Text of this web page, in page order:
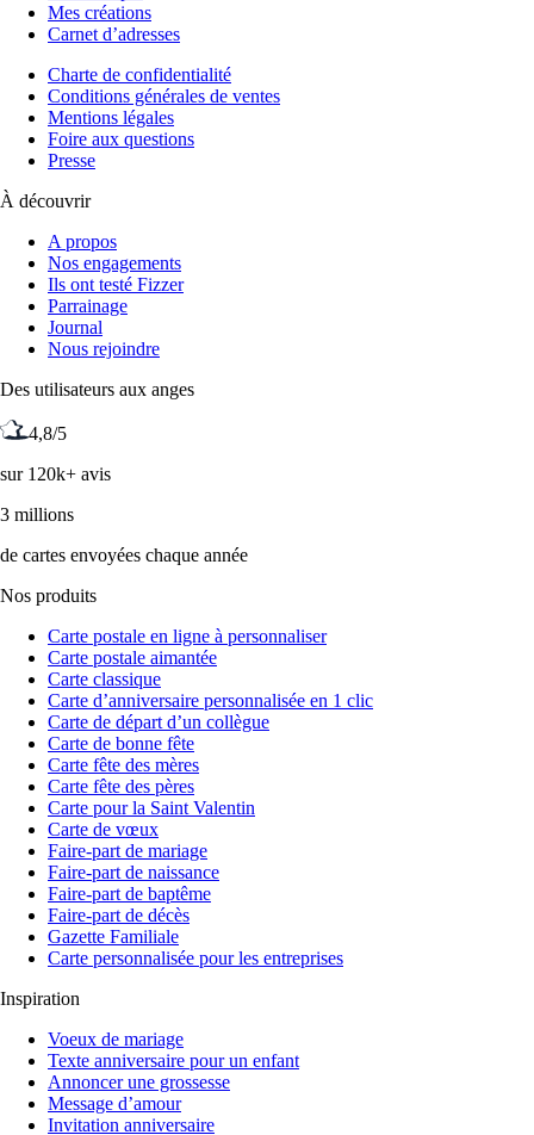
Mes créations
Carnet d’adresses
Charte de confidentialité
Conditions générales de ventes
Mentions légales
Foire aux questions
Presse
À découvrir
A propos
Nos engagements
Ils ont testé Fizzer
Parrainage
Journal
Nous rejoindre
Des utilisateurs aux anges
4,8/5
sur 120k+ avis
3 millions
de cartes envoyées chaque année
Nos produits
Carte postale en ligne à personnaliser
Carte postale aimantée
Carte classique
Carte d’anniversaire personnalisée en 1 clic
Carte de départ d’un collègue
Carte de bonne fête
Carte fête des mères
Carte fête des pères
Carte pour la Saint Valentin
Carte de vœux
Faire-part de mariage
Faire-part de naissance
Faire-part de baptême
Faire-part de décès
Gazette Familiale
Carte personnalisée pour les entreprises
Inspiration
Voeux de mariage
Texte anniversaire pour un enfant
Annoncer une grossesse
Message d’amour
Invitation anniversaire